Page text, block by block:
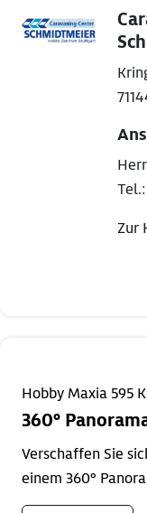
Tel.:
Zur
Hobby Maxia 595
360°
Verschaffen Sie
einem 360°